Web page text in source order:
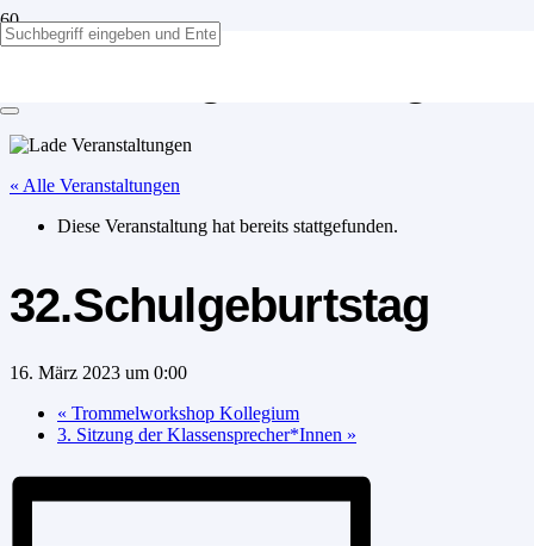
« Alle Veranstaltungen
Diese Veranstaltung hat bereits stattgefunden.
32.Schulgeburtstag
16. März 2023 um 0:00
« Trommelworkshop Kollegium
3. Sitzung der Klassensprecher*Innen »